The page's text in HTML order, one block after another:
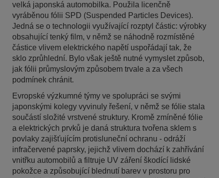
velká japonská automobilka. Použila licenčně
vyráběnou fólii SPD (Suspended Particles Devices).
Jedná se o technologii využívající rozptyl částic: výrobky
obsahující tenký film, v němž se náhodně rozmístěné
částice vlivem elektrického napětí uspořádají tak, že
sklo zprůhlední. Bylo však ještě nutné vymyslet způsob,
jak fólii průmyslovým způsobem trvale a za všech
podmínek chránit.
Evropské výzkumné týmy ve spolupráci se svými
japonskými kolegy vyvinuly řešení, v němž se fólie stala
součástí složité vrstvené struktury. Kromě zmíněné fólie
a elektrických prvků je daná struktura tvořena sklem s
povlaky zajišťujícím protisluneční ochranu - odráží
infračervené paprsky, jejichž vlivem dochází k zahřívání
vnitřku automobilů a filtruje UV záření škodící lidské
pokožce a způsobující blednutí barev v prostoru pro